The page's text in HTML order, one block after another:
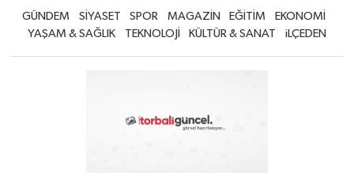
GÜNDEM SİYASET SPOR MAGAZİN EĞİTİM
EKONOMİ
YAŞAM & SAĞLIK
TEKNOLOJİ KÜLTÜR & SANAT iLÇEDEN